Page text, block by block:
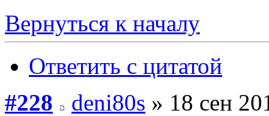
Вернуться к началу
Ответить с цитатой
#228
deni80s » 18 сен